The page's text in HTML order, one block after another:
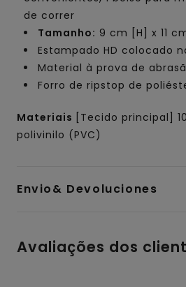
de correr
Tamanho: 9 cm [H] x 11
Estampado HD colocado
Material à prova de
Forro de ripstop de
Materiais
[Tecido principal]
polivinilo (PVC)
Envio& Devoluciones
Avaliações dos